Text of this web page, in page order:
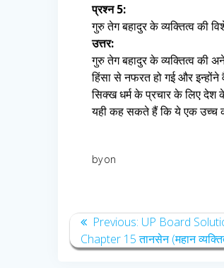
प्रश्न 5:
गुरु तेग बहादुर के व्यक्तित्व की
उत्तर:
गुरु तेग बहादुर के व्यक्तित्व की
हिंसा से नफरत हो गई और
सिक्ख धर्म के प्रचार के लिए देश
यही कह सकते हैं कि ये एक उच्च
byon
Post
navigation
Previous: Previous
post:
UP Board
Chapter 15 तानसेन (महान